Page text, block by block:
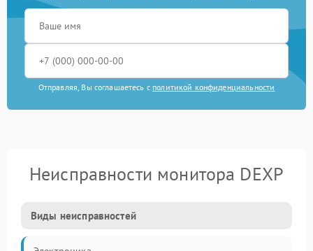
Отправляя, Вы соглашаетесь с политикой конфиденциальности
Неисправности монитора DEXP
Виды неисправностей